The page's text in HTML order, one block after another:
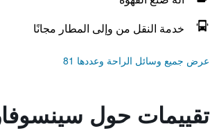
خدمة النقل من وإلى المطار مجانًا
عرض جميع وسائل الراحة وعددها 81
تقييمات حول